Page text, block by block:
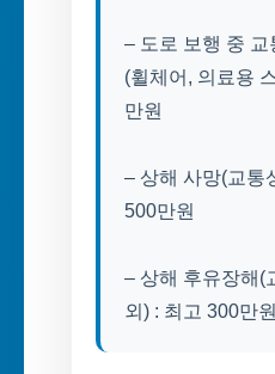
– 도로 보행 중 교
(휠체어, 의료용
만원
– 상해 사망(교통
500만원
– 상해 후유장해(
외) : 최고 300만원